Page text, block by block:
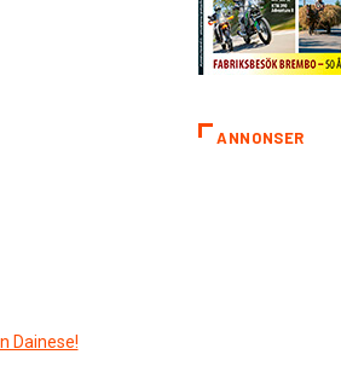
Dainese!
ANNONSER